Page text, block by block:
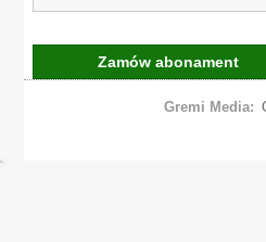
Zamów abonament
Gremi Media: